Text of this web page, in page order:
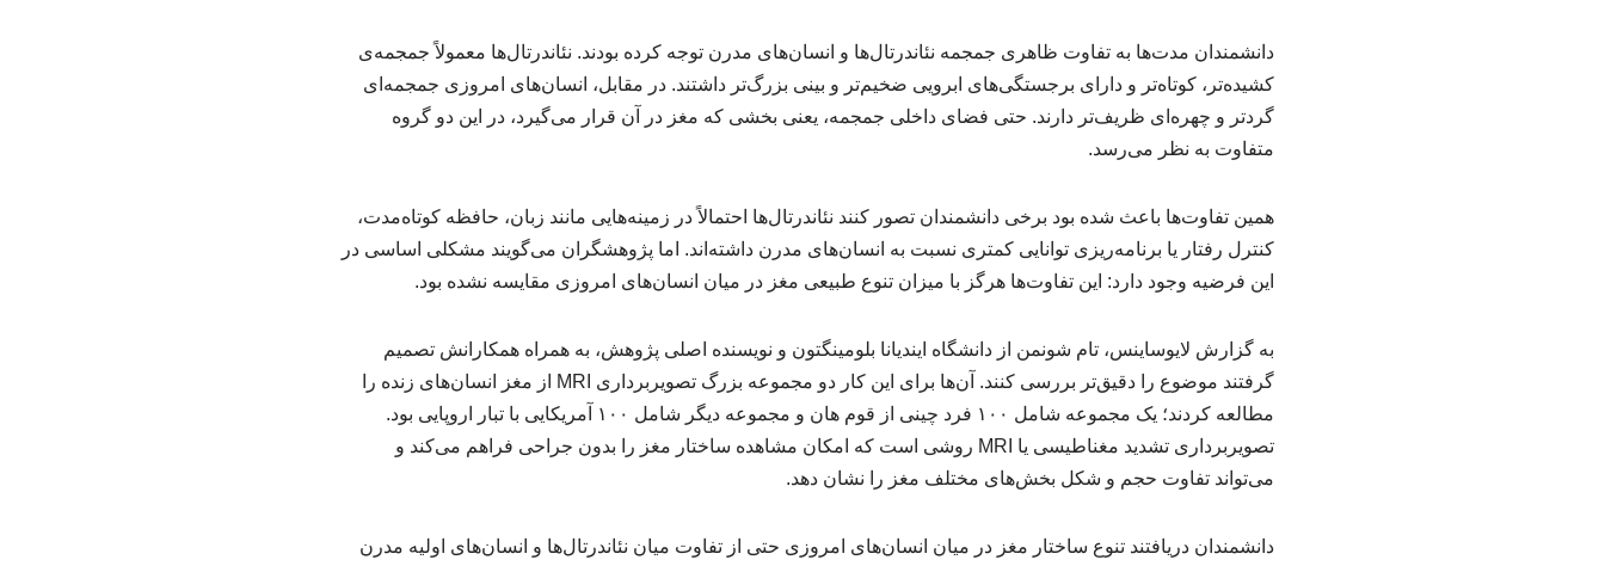
دانشمندان مدت‌ها به تفاوت ظاهری جمجمه نئاندرتال‌ها و انسان‌های مدرن توجه کرده بودند. نئاندرتال‌ها معمولاً جمجمه‌ی
کشیده‌تر، کوتاه‌تر و دارای برجستگی‌های ابرویی ضخیم‌تر و بینی بزرگ‌تر داشتند. در مقابل، انسان‌های امروزی جمجمه‌ای
گردتر و چهره‌ای ظریف‌تر دارند. حتی فضای داخلی جمجمه، یعنی بخشی که مغز در آن قرار می‌گیرد، در این دو گروه
متفاوت به نظر می‌رسد.
همین تفاوت‌ها باعث شده بود برخی دانشمندان تصور کنند نئاندرتال‌ها احتمالاً در زمینه‌هایی مانند زبان، حافظه کوتاه‌مدت،
کنترل رفتار یا برنامه‌ریزی توانایی کمتری نسبت به انسان‌های مدرن داشته‌اند. اما پژوهشگران می‌گویند مشکلی اساسی در
این فرضیه وجود دارد: این تفاوت‌ها هرگز با میزان تنوع طبیعی مغز در میان انسان‌های امروزی مقایسه نشده بود.
به گزارش لایوساینس، تام شونمن از دانشگاه ایندیانا بلومینگتون و نویسنده اصلی پژوهش، به همراه همکارانش تصمیم
گرفتند موضوع را دقیق‌تر بررسی کنند. آن‌ها برای این کار دو مجموعه بزرگ تصویربرداری MRI از مغز انسان‌های زنده را
مطالعه کردند؛ یک مجموعه شامل ۱۰۰ فرد چینی از قوم هان و مجموعه دیگر شامل ۱۰۰ آمریکایی با تبار اروپایی بود.
تصویربرداری تشدید مغناطیسی یا MRI روشی است که امکان مشاهده ساختار مغز را بدون جراحی فراهم می‌کند و
می‌تواند تفاوت حجم و شکل بخش‌های مختلف مغز را نشان دهد.
دانشمندان دریافتند تنوع ساختار مغز در میان انسان‌های امروزی حتی از تفاوت میان نئاندرتال‌ها و انسان‌های اولیه مدرن